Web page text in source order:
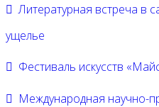
Литературная встреча в
ущелье
Фестиваль искусств
Международная научно-